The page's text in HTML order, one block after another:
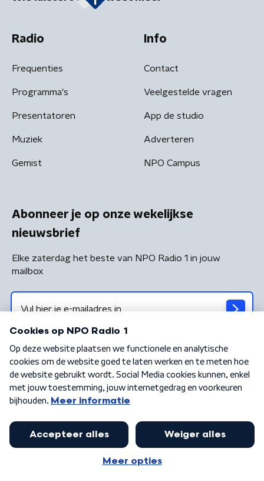
Radio
Frequenties
Programma's
Presentatoren
Muziek
Gemist
Info
Contact
Veelgestelde vragen
App de studio
Adverteren
NPO Campus
Abonneer je op onze wekelijkse
nieuwsbrief
Elke zaterdag het beste van NPO Radio 1 in jouw
mailbox
Algemene voorwaarden